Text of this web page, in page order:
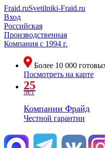
Fraid.ruSvetilniki-Fraid.ru
Вход
Российская
Производственная
Компания с 1994 г.
Более 10 000
Посмотреть на карте
25
лет
Компании Фрайд
Честной гарантии